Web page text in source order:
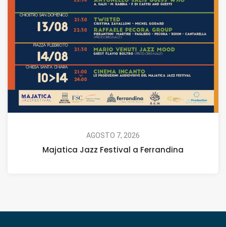
AGOSTO 7, 2026
Majatica Jazz Festival a Ferrandina